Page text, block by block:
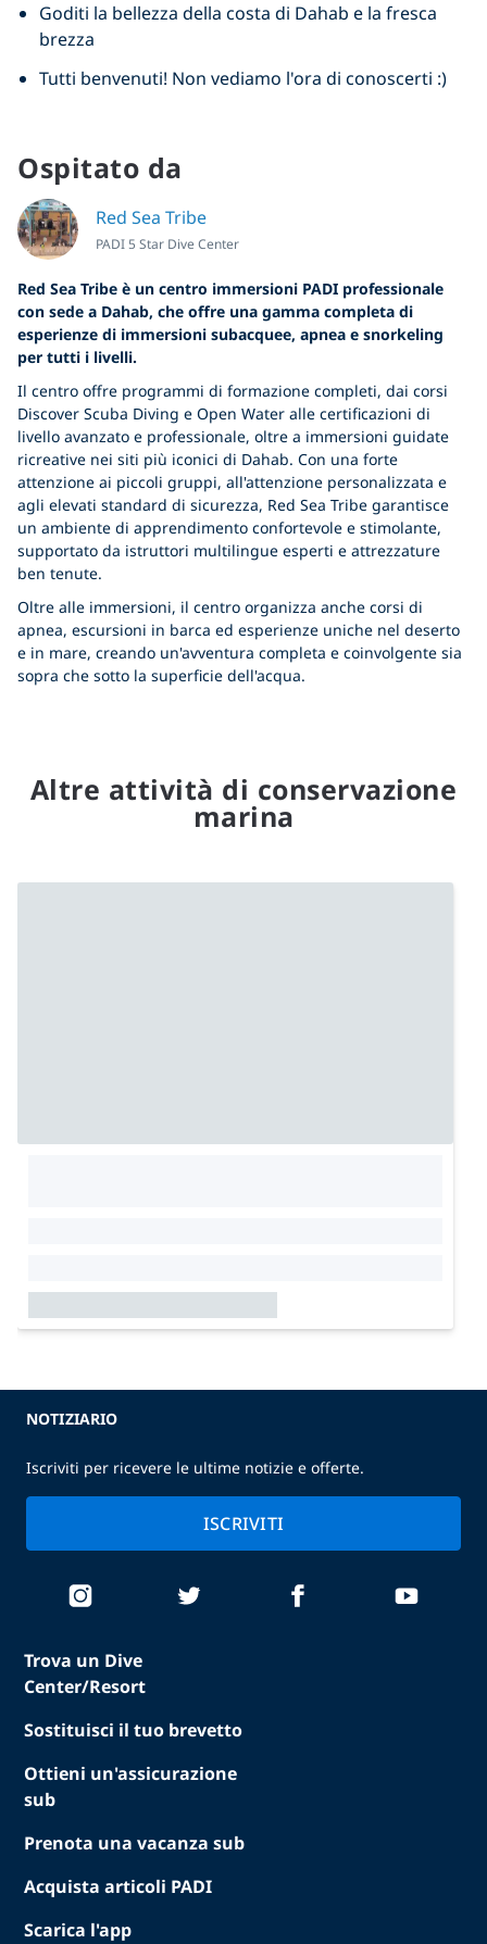
Goditi la bellezza della costa di Dahab e la fresca
brezza
Tutti benvenuti! Non vediamo l'ora di conoscerti :)
Ospitato da
Red Sea Tribe
PADI 5 Star Dive Center
Red Sea Tribe è un centro immersioni PADI professionale
con sede a Dahab, che offre una gamma completa di
esperienze di immersioni subacquee, apnea e snorkeling
per tutti i livelli.
Il centro offre programmi di formazione completi, dai corsi
Discover Scuba Diving e Open Water alle certificazioni di
livello avanzato e professionale, oltre a immersioni guidate
ricreative nei siti più iconici di Dahab. Con una forte
attenzione ai piccoli gruppi, all'attenzione personalizzata e
agli elevati standard di sicurezza, Red Sea Tribe garantisce
un ambiente di apprendimento confortevole e stimolante,
supportato da istruttori multilingue esperti e attrezzature
ben tenute.
Oltre alle immersioni, il centro organizza anche corsi di
apnea, escursioni in barca ed esperienze uniche nel deserto
e in mare, creando un'avventura completa e coinvolgente sia
sopra che sotto la superficie dell'acqua.
Altre attività di conservazione
marina
Trova un Dive
Center/Resort
Sostituisci il tuo brevetto
Ottieni un'assicurazione
sub
Prenota una vacanza sub
Acquista articoli PADI
Scarica l'app
NOTIZIARIO
Iscriviti per ricevere le ultime notizie e offerte.
ISCRIVITI